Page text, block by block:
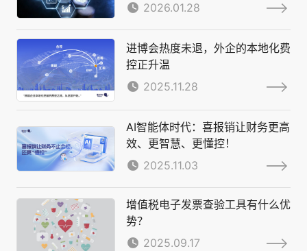
2026.01.28
进博会热度未退，外企的本地化费
控正升温
2025.11.28
AI智能体时代：喜报销让财务更高
效、更智慧、更懂控！
2025.11.03
增值税电子发票查验工具有什么优
势？
2025.09.17